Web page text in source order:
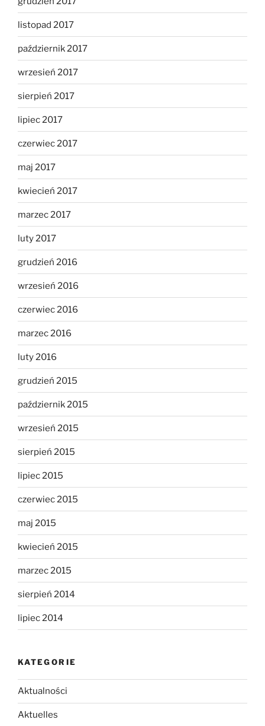
listopad 2017
październik 2017
wrzesień 2017
sierpień 2017
lipiec 2017
czerwiec 2017
maj 2017
kwiecień 2017
marzec 2017
luty 2017
grudzień 2016
wrzesień 2016
czerwiec 2016
marzec 2016
luty 2016
grudzień 2015
październik 2015
wrzesień 2015
sierpień 2015
lipiec 2015
czerwiec 2015
maj 2015
kwiecień 2015
marzec 2015
sierpień 2014
lipiec 2014
KATEGORIE
Aktualności
Aktuelles